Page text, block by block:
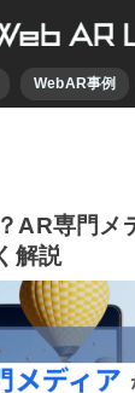
WebAR事例
AR専門メ
解説